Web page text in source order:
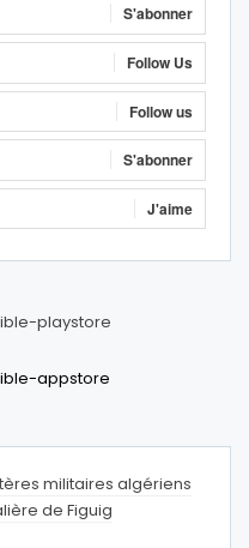
S'abonner
Follow Us
Follow us
S'abonner
J'aime
militaires algériens
de Figuig